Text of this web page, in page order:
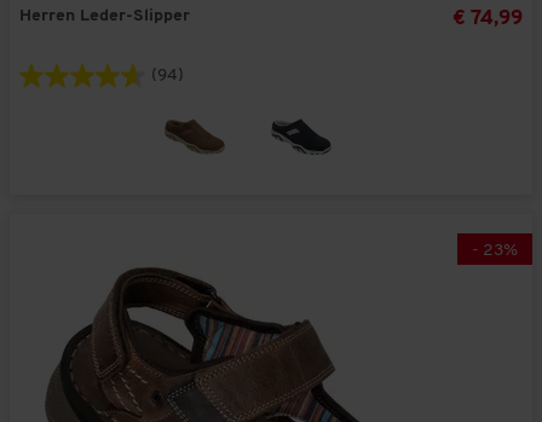
Herren Leder-Slipper € 74,99
(94)
- 23%